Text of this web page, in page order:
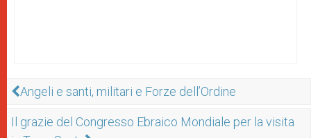
Angeli e santi, militari e Forze dell’Ordine
Il grazie del Congresso Ebraico Mondiale per la visita